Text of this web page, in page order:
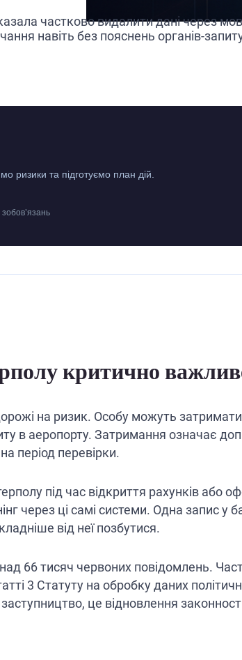
частково видалити дані через
навіть без пояснень органів-
ризики та підготуємо план дій.
зобов’язань
критично
на ризик. Особу можуть
в аеропорту. Затримання означає
період перевірки.
під час відкриття рахунків або
через ці самі системи. Одна запис у
від неї позбутися.
66 тисяч червоних повідомлень.
3 Статуту на обробку даних
це відновлення